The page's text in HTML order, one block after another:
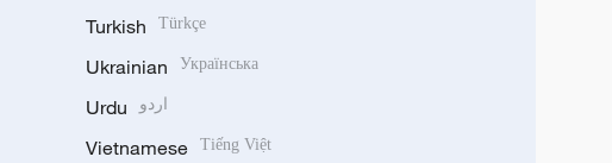
Turkish Türkçe
Ukrainian Українська
Urdu اردو
Vietnamese Tiếng Việt